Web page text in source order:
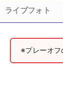
ライブフォト
※プレーオフ